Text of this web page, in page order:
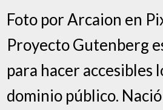
Foto por Arcaion en
Proyecto Gutenberg
para hacer accesibles
dominio público.